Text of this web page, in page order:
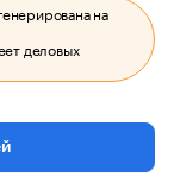
на
деловых